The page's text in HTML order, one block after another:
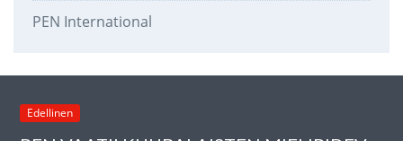
PEN International
Edellinen